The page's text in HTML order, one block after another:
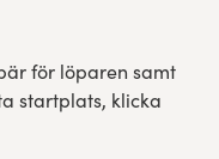
för löparen samt
startplats, klicka